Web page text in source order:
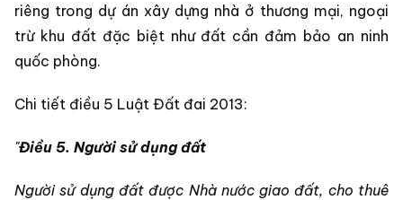
riêng trong dự án xây dựng nhà ở thương mại, ngoại
trừ khu đất đặc biệt như đất cần đảm bảo an ninh
quốc phòng.
Chi tiết điều 5 Luật Đất đai 2013:
"Điều 5. Người sử dụng đất
Người sử dụng đất được Nhà nước giao đất, cho thuê